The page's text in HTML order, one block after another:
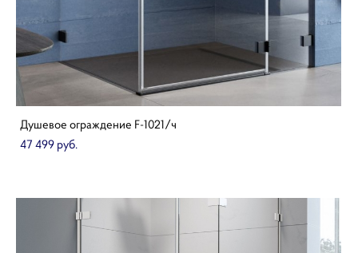
Душевое ограждение F-1021/ч
47 499 pуб.